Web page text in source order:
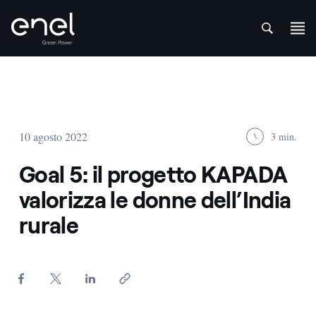
10 agosto 2022 3 min.
Goal 5: il progetto KAPADA
valorizza le donne dell’India
rurale